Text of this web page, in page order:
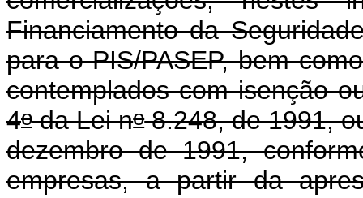
Financiamento da
para o PIS/PASEP, bem
contemplados com isenção
4oda Lei no8.248, de 1991,
dezembro de 1991,
empresas, a partir da